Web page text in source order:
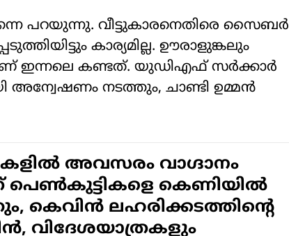
പറയുന്നു. വീട്ടുകാരനെതിരെ സൈബര്‍
കാര്യമില്ല. ഊരാളുങ്കലും
ഇന്നലെ കണ്ടത്. യുഡിഎഫ് സര്‍ക്കാര്‍
അന്വേഷണം നടത്തും, ചാണ്ടി ഉമ്മന്‍
അവസരം വാഗ്ദാനം
പെൺകുട്ടികളെ കെണിയിൽ
കെവിൻ ലഹരിക്കടത്തിന്റെ
വിദേശയാത്രകളും